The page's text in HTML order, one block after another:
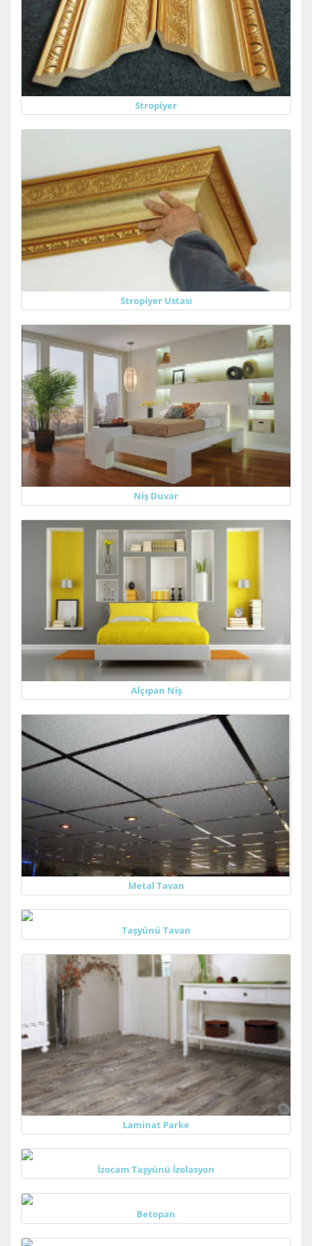
Stropiyer
Stropiyer Ustası
Niş Duvar
Alçıpan Niş
Metal Tavan
Taşyünü Tavan
Laminat Parke
İzocam Taşyünü İzolasyon
Betopan